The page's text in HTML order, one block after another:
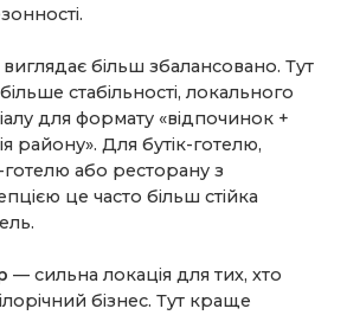
виглядає більш збалансовано. Тут
стабільності, локального
для формату «відпочинок +
району». Для бутік-готелю,
або ресторану з
це часто більш стійка
— сильна локація для тих, хто
бізнес. Тут краще